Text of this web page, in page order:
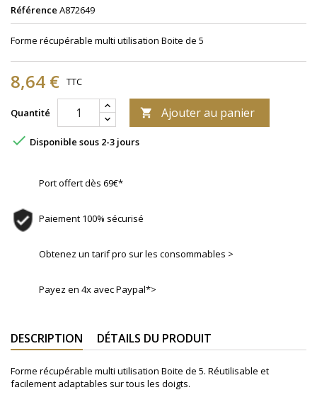
Référence A872649
Forme récupérable multi utilisation Boite de 5
8,64 € TTC
Quantité  Ajouter au panier
 Disponible sous 2-3 jours
Port offert dès 69€*
Paiement 100% sécurisé
Obtenez un tarif pro sur les consommables >
Payez en 4x avec Paypal*>
DESCRIPTION DÉTAILS DU PRODUIT
Forme récupérable multi utilisation Boite de 5. Réutilisable et
facilement adaptables sur tous les doigts.